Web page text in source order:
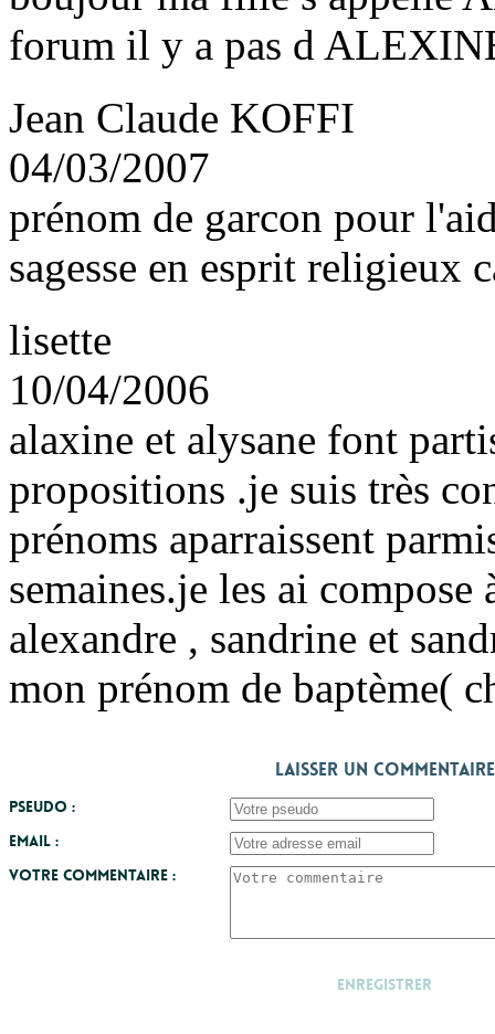
forum il y a pas d
Jean Claude KOFFI
04/03/2007
prénom de garcon pour
sagesse en esprit religieux
lisette
10/04/2006
alaxine et alysane font
propositions .je suis très
prénoms aparraissent
semaines.je les ai
alexandre , sandrine et
mon prénom de baptème(
Laisser un commentaire
Pseudo :
Email :
Votre commentaire :
Enregistrer